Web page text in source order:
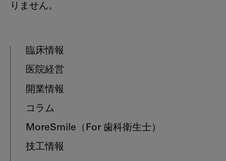
りません。
臨床情報
医院経営
開業情報
コラム
MoreSmile （For 歯科衛生士）
技工情報